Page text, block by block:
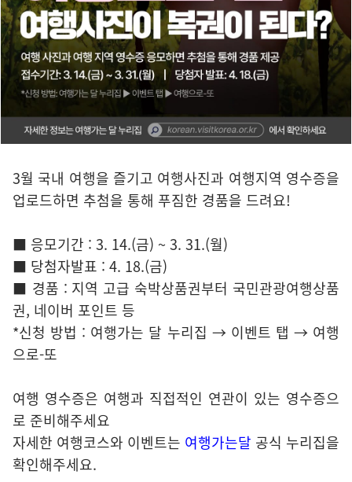
3월 국내 여행을 즐기고 여행사진과 여행지역 영수증을
업로드하면 추첨을 통해 푸짐한 경품을 드려요!
■ 응모기간 : 3. 14.(금) ~ 3. 31.(월)
■ 당첨자발표 : 4. 18.(금)
■ 경품 : 지역 고급 숙박상품권부터 국민관광여행상품
권, 네이버 포인트 등
*신청 방법 : 여행가는 달 누리집 → 이벤트 탭 → 여행
으로-또
여행 영수증은 여행과 직접적인 연관이 있는 영수증으
로 준비해주세요
자세한 여행코스와 이벤트는 여행가는달 공식 누리집을
확인해주세요.